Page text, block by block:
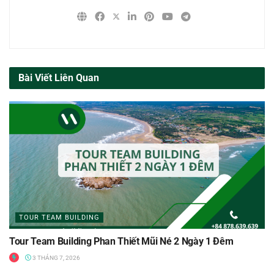
Bài Viết Liên Quan
TOUR TEAM BUILDING
Tour Team Building Phan Thiết Mũi Né 2 Ngày 1 Đêm
3 THÁNG 7, 2026